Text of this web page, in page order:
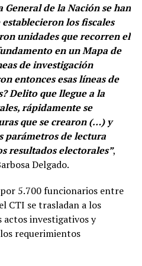
General de la Nación se han
los fiscales
unidades que recorren el
en un Mapa de
de investigación
entonces esas líneas de
Delito que llegue a la
rápidamente se
que se crearon (…) y
parámetros de lectura
resultados electorales”,
Delgado.
5.700 funcionarios entre
CTI se trasladan a los
investigativos y
requerimientos